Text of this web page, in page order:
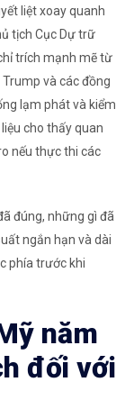
liệt xoay quanh
tịch Cục Dự trữ
trích mạnh mẽ từ
và các đồng
lạm phát và kiểm
cho thấy quan
nếu thực thi các
đúng, những gì đã
ngắn hạn và dài
phía trước khi
năm
đối với